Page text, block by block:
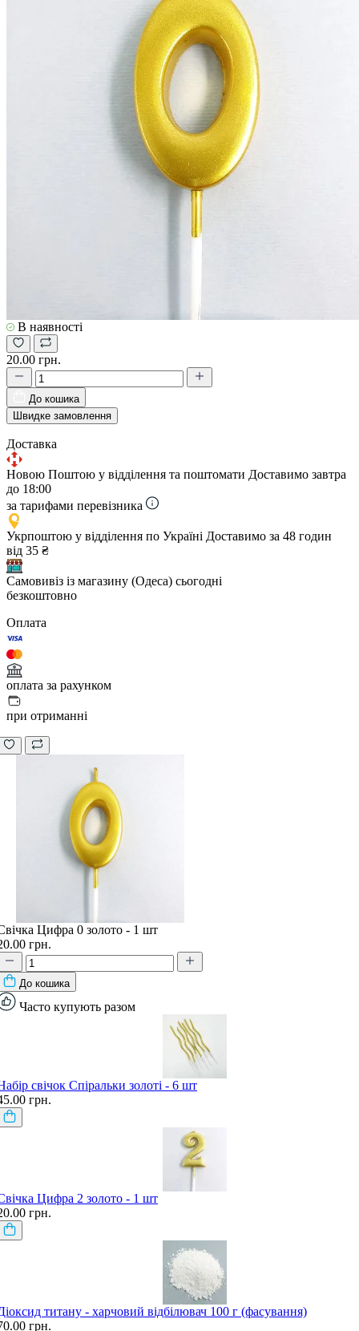
В наявності
20.00 грн.
До кошика
Швидке замовлення
Доставка
Новою Поштою у відділення та поштомати Доставимо завтра
до 18:00
за тарифами перевізника
Укрпоштою у відділення по Україні Доставимо за 48 годин
від 35 ₴
Самовивіз із магазину (Одеса) сьогодні
безкоштовно
Оплата
оплата за рахунком
при отриманні
Цифра 0 золото - 1 шт
грн.
До кошика
Часто купують разом
свічок Спіральки золоті - 6 шт
грн.
Цифра 2 золото - 1 шт
грн.
титану - харчовий відбілювач 100 г (фасування)
грн.